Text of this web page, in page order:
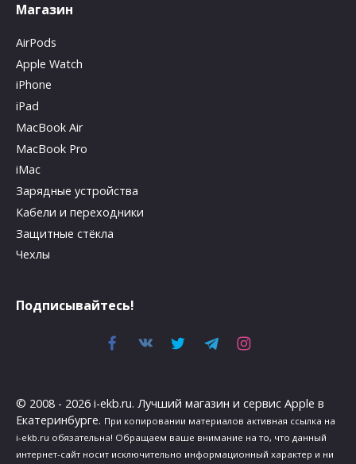
Магазин
AirPods
Apple Watch
iPhone
iPad
MacBook Air
MacBook Pro
iMac
Зарядные устройства
Кабели и переходники
Защитные стёкла
Чехлы
Подписывайтесь!
© 2008 - 2026 i-ekb.ru. Лучший магазин и сервис Apple в
Екатеринбурге. При копировании материалов активная ссылка на
i-ekb.ru обязательна! Обращаем ваше внимание на то, что данный
интернет-сайт носит исключительно информационный характер и ни